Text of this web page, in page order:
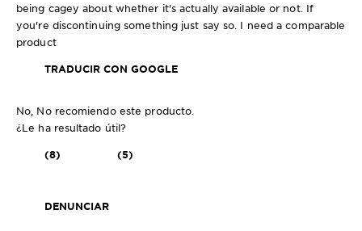
being cagey about whether it's actually available or not. If
you're discontinuing something just say so. I need a comparable
product
TRADUCIR CON GOOGLE
No, No recomiendo este producto.
¿Le ha resultado útil?
(8) (5)
DENUNCIAR